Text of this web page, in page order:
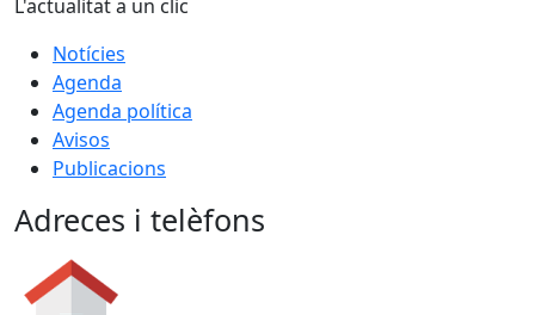
L'actualitat a un clic
Notícies
Agenda
Agenda política
Avisos
Publicacions
Adreces i telèfons